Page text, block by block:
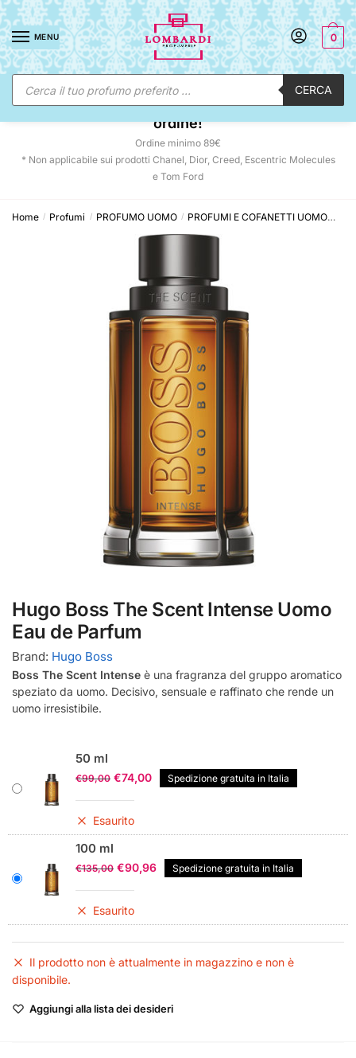
Skip
to
navigation
Skip
to
content
MENU
Ricerca
prodotti CERCA
0
☀️ SUNNY DAYS:-12% automatico sul tuo
ordine!
Ordine minimo 89€
* Non applicabile sui prodotti Chanel, Dior, Creed, Escentric Molecules
e Tom Ford
Home / Profumi / PROFUMO UOMO / PROFUMI E COFANETTI UOMO
Hugo Boss The Scent Intense Uomo
Eau de Parfum
Brand: Hugo Boss
Boss The Scent Intense è una fragranza del gruppo aromatico
speziato da uomo. Decisivo, sensuale e raffinato che rende un
uomo irresistibile.
50 ml
€99,00 Il
era:
€74,00Il
Spedizione gratuita in Italia
Esaurito
100 ml
€135,00 Il
era:
€90,96Il
Spedizione gratuita in Italia
Esaurito
Il prodotto non è attualmente in magazzino e non è
disponibile.
Aggiungi alla lista dei desideri